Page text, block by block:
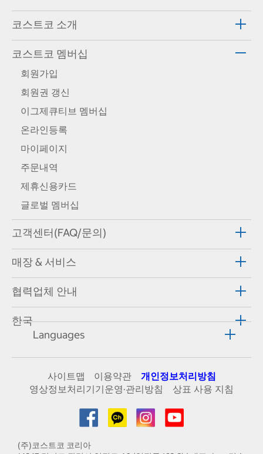
코스트코 소개
코스트코 멤버십
회원가입
회원권 갱신
이그제큐티브 멤버십
온라인등록
마이페이지
주문내역
제휴신용카드
글로벌 멤버십
고객센터(FAQ/문의)
매장 & 서비스
협력업체 안내
한국
Languages
사이트맵 이용약관
개인정보처리방침
영상정보처리기기운영·관리방침
상표 사용 지침
(주)코스트코 코리아